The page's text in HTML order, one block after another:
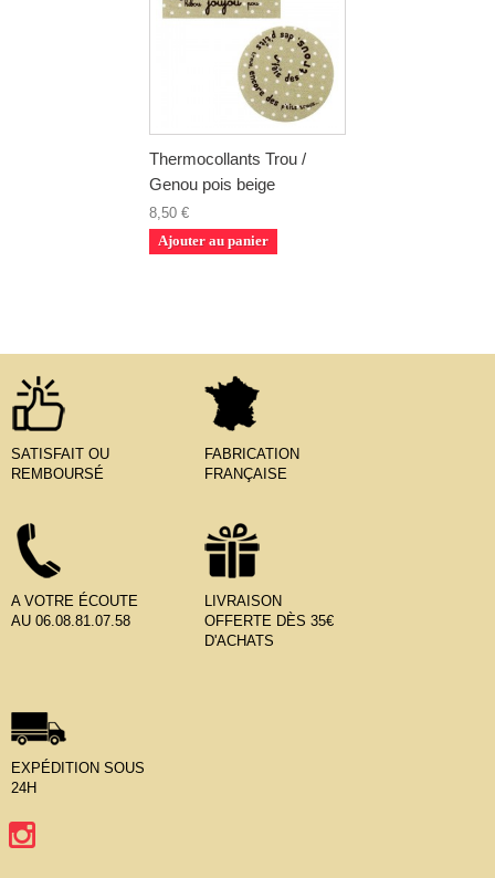
Thermocollants Trou /
Genou pois beige
8,50 €
Ajouter au panier
SATISFAIT OU
REMBOURSÉ
FABRICATION
FRANÇAISE
A VOTRE ÉCOUTE
AU 06.08.81.07.58
LIVRAISON
OFFERTE DÈS 35€
D'ACHATS
EXPÉDITION SOUS
24H